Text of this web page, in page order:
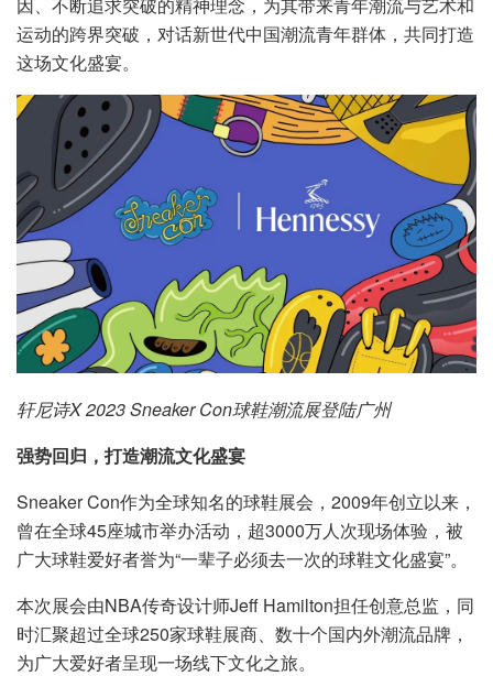
因、不断追求突破的精神理念，为其带来青年潮流与艺术和
运动的跨界突破，对话新世代中国潮流青年群体，共同打造
这场文化盛宴。
轩尼诗X 2023 Sneaker Con球鞋潮流展登陆广州
强势回归，打造潮流文化盛宴
Sneaker Con作为全球知名的球鞋展会，2009年创立以来，
曾在全球45座城市举办活动，超3000万人次现场体验，被
广大球鞋爱好者誉为“一辈子必须去一次的球鞋文化盛宴”。
本次展会由NBA传奇设计师Jeff Hamilton担任创意总监，同
时汇聚超过全球250家球鞋展商、数十个国内外潮流品牌，
为广大爱好者呈现一场线下文化之旅。